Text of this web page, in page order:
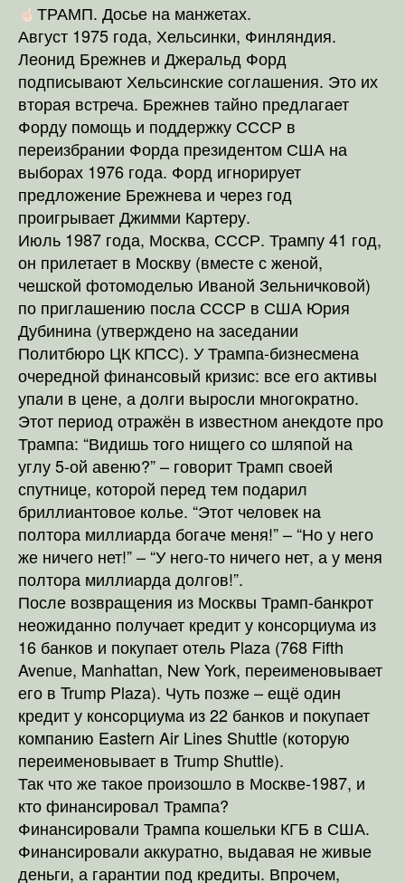
ТРАМП. Досье на манжетах.
Август 1975 года, Хельсинки, Финляндия.
Леонид Брежнев и Джеральд Форд
подписывают Хельсинские соглашения. Это их
вторая встреча. Брежнев тайно предлагает
Форду помощь и поддержку СССР в
переизбрании Форда президентом США на
выборах 1976 года. Форд игнорирует
предложение Брежнева и через год
проигрывает Джимми Картеру.
Июль 1987 года, Москва, СССР. Трампу 41 год,
он прилетает в Москву (вместе с женой,
чешской фотомоделью Иваной Зельничковой)
по приглашению посла СССР в США Юрия
Дубинина (утверждено на заседании
Политбюро ЦК КПСС). У Трампа-бизнесмена
очередной финансовый кризис: все его активы
упали в цене, а долги выросли многократно.
Этот период отражён в известном анекдоте про
Трампа: “Видишь того нищего со шляпой на
углу 5-ой авеню?” – говорит Трамп своей
спутнице, которой перед тем подарил
бриллиантовое колье. “Этот человек на
полтора миллиарда богаче меня!” – “Но у него
же ничего нет!” – “У него-то ничего нет, а у меня
полтора миллиарда долгов!”.
После возвращения из Москвы Трамп-банкрот
неожиданно получает кредит у консорциума из
16 банков и покупает отель Plaza (768 Fifth
Avenue, Manhattan, New York, переименовывает
его в Trump Plaza). Чуть позже – ещё один
кредит у консорциума из 22 банков и покупает
компанию Eastern Air Lines Shuttle (которую
переименовывает в Trump Shuttle).
Так что же такое произошло в Москве-1987, и
кто финансировал Трампа?
Финансировали Трампа кошельки КГБ в США.
Финансировали аккуратно, выдавая не живые
деньги, а гарантии под кредиты. Впрочем,